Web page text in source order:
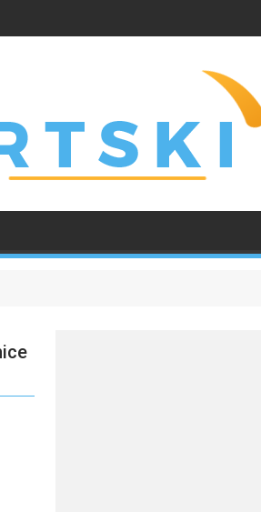
na njegove buduće saigrače u Leedsu